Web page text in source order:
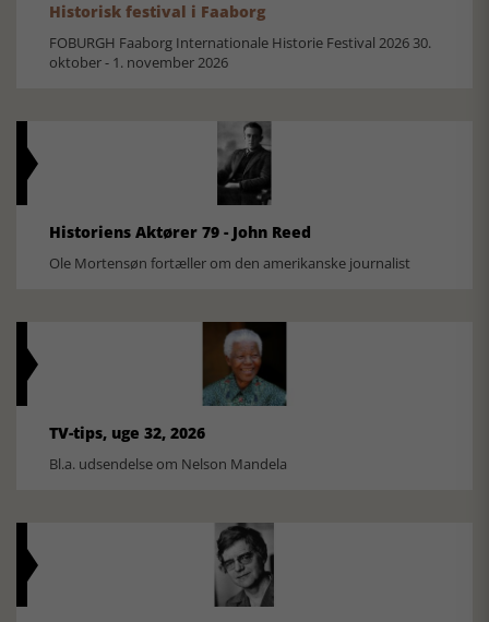
Historisk festival i Faaborg
FOBURGH Faaborg Internationale Historie Festival 2026 30.
oktober - 1. november 2026
Historiens Aktører 79 - John Reed
Ole Mortensøn fortæller om den amerikanske journalist
TV-tips, uge 32, 2026
Bl.a. udsendelse om Nelson Mandela